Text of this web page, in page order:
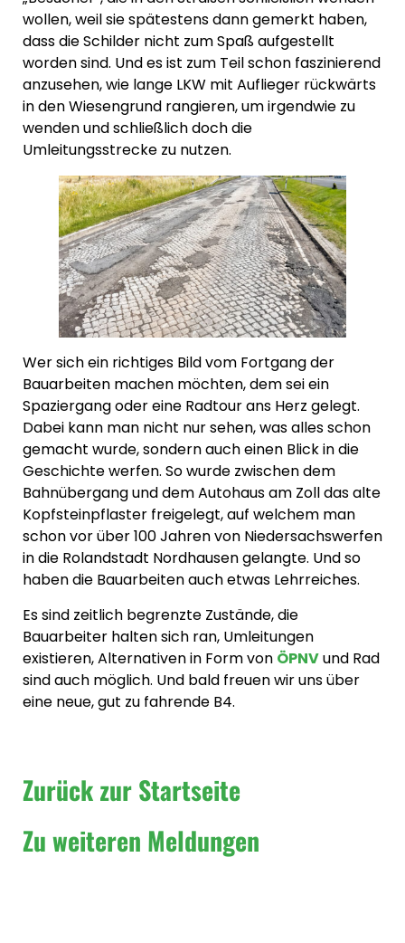
wollen, weil sie spätestens dann gemerkt haben,
dass die Schilder nicht zum Spaß aufgestellt
worden sind. Und es ist zum Teil schon faszinierend
anzusehen, wie lange LKW mit Auflieger rückwärts
in den Wiesengrund rangieren, um irgendwie zu
wenden und schließlich doch die
Umleitungsstrecke zu nutzen.
Wer sich ein richtiges Bild vom Fortgang der
Bauarbeiten machen möchten, dem sei ein
Spaziergang oder eine Radtour ans Herz gelegt.
Dabei kann man nicht nur sehen, was alles schon
gemacht wurde, sondern auch einen Blick in die
Geschichte werfen. So wurde zwischen dem
Bahnübergang und dem Autohaus am Zoll das alte
Kopfsteinpflaster freigelegt, auf welchem man
schon vor über 100 Jahren von Niedersachswerfen
in die Rolandstadt Nordhausen gelangte. Und so
haben die Bauarbeiten auch etwas Lehrreiches.
Es sind zeitlich begrenzte Zustände, die
Bauarbeiter halten sich ran, Umleitungen
existieren, Alternativen in Form von ÖPNVund Rad
sind auch möglich. Und bald freuen wir uns über
eine neue, gut zu fahrende B4.
Zurück zur Startseite
Zu weiteren Meldungen